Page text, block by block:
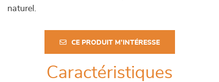
naturel.
CE PRODUIT M'INTÉRESSE
Caractéristiques